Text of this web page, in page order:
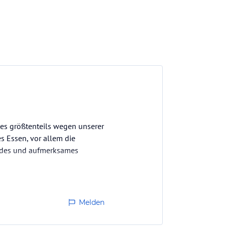
größtenteils wegen unserer
Essen, vor allem die
und aufmerksames
Melden